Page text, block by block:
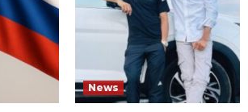
News